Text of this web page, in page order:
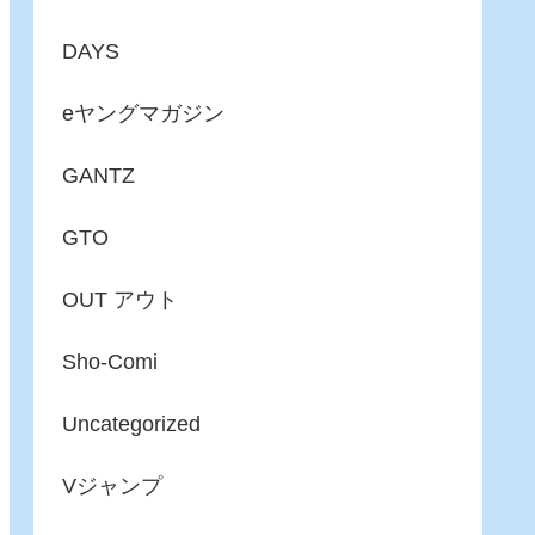
DAYS
eヤングマガジン
GANTZ
GTO
OUT アウト
Sho-Comi
Uncategorized
Vジャンプ